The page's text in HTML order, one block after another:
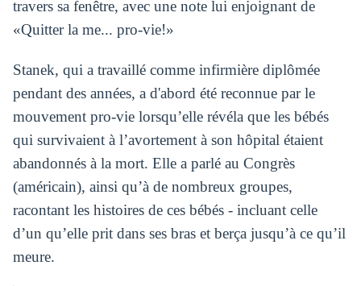
travers sa fenêtre, avec une note lui enjoignant de
«Quitter la me... pro-vie!»
Stanek, qui a travaillé comme infirmière diplômée
pendant des années, a d'abord été reconnue par le
mouvement pro-vie lorsqu’elle révéla que les bébés
qui survivaient à l’avortement à son hôpital étaient
abandonnés à la mort. Elle a parlé au Congrès
(américain), ainsi qu’à de nombreux groupes,
racontant les histoires de ces bébés - incluant celle
d’un qu’elle prit dans ses bras et berça jusqu’à ce qu’il
meure.